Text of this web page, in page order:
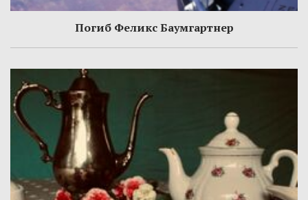
Погиб Феликс Баумгартнер